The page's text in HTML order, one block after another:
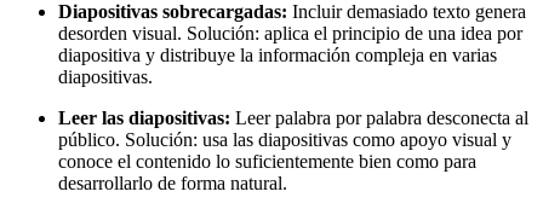
Diapositivas sobrecargadas: Incluir demasiado texto genera
desorden visual. Solución: aplica el principio de una idea por
diapositiva y distribuye la información compleja en varias
diapositivas.
Leer las diapositivas: Leer palabra por palabra desconecta al
público. Solución: usa las diapositivas como apoyo visual y
conoce el contenido lo suficientemente bien como para
desarrollarlo de forma natural.